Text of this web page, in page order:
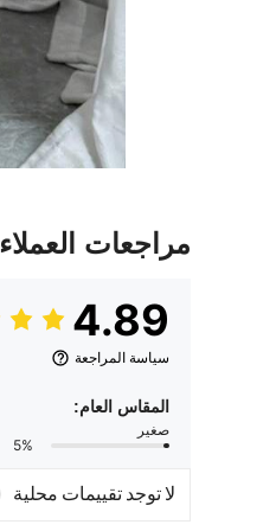
مراجعات العملاء
4.89
سياسة المراجعة
المقاس العام:
صغير
5%
لا توجد تقييمات محلية